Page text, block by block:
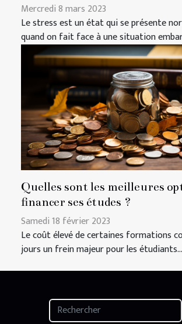
Mercredi 8 mars 2023
Le stress est un état qui se présente
quand on fait face à une situation
Quelles sont les meilleures
financer ses études ?
Samedi 18 février 2023
Le coût élevé de certaines formations
jours un frein majeur pour les étudiants...